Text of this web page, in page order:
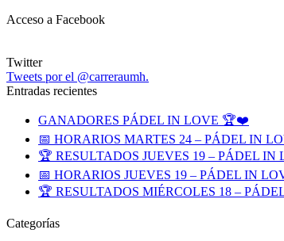
Acceso a Facebook
Twitter
Tweets por el @carreraumh.
Entradas recientes
GANADORES PÁDEL IN LOVE 🏆❤️
📅 HORARIOS MARTES 24 – PÁDEL IN
🏆 RESULTADOS JUEVES 19 – PÁDEL IN
📅 HORARIOS JUEVES 19 – PÁDEL IN
🏆 RESULTADOS MIÉRCOLES 18 –
Categorías